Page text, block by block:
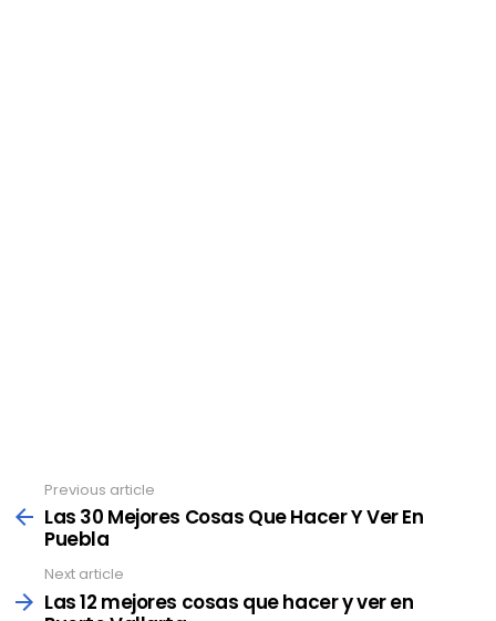
more
Previous article
Las 30 Mejores Cosas Que Hacer Y Ver En
Puebla
Next article
Las 12 mejores cosas que hacer y ver en